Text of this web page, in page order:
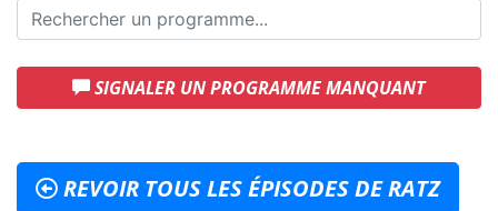
SIGNALER UN PROGRAMME MANQUANT
REVOIR TOUS LES ÉPISODES DE RATZ